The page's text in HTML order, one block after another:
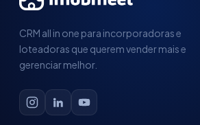
CRM all in one para incorporadoras e
loteadoras que querem vender mais e
gerenciar melhor.